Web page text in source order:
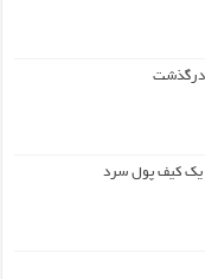
درگذشت
یک کیف‌ پول سرد